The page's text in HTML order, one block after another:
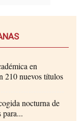
en
210 nuevos títulos
nocturna de
para...